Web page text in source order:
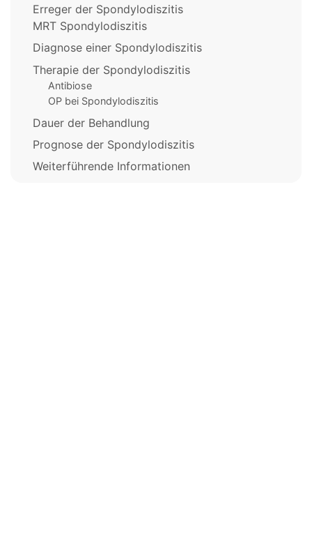
Erreger der Spondylodiszitis
MRT Spondylodiszitis
Diagnose einer Spondylodiszitis
Therapie der Spondylodiszitis
Antibiose
OP bei Spondylodiszitis
Dauer der Behandlung
Prognose der Spondylodiszitis
Weiterführende Informationen